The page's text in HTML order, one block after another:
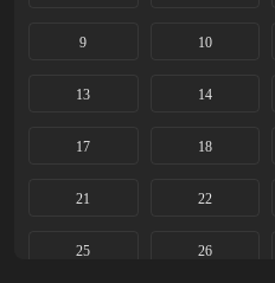
9 10
13 14
17 18
21 22
25 26